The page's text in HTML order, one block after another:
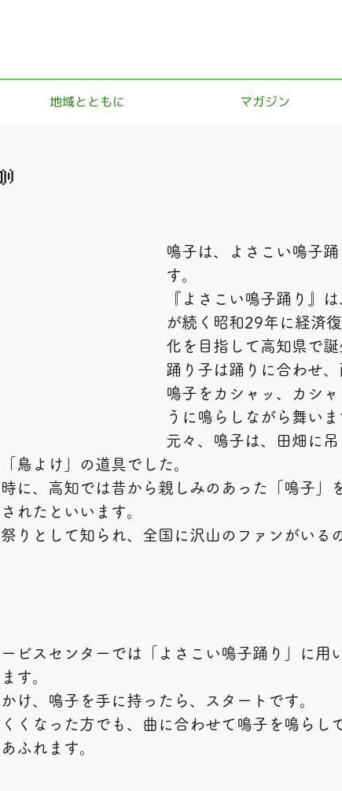
地域とともに マガジン
鳴子は、よさこい鳴子
す。
『よさこい鳴子踊り』
が続く昭和29年に経済
化を目指して高知県で誕
踊り子は踊りに合わせ
鳴子をカシャッ、カシャ
うに鳴らしながら舞いま
元々、鳴子は、田畑に
鳥よけ」の道具でした。
に、高知では昔から親しみのあった「鳴子」
れたといいます。
りとして知られ、全国に沢山のファンがいる
ビスセンターでは「よさこい鳴子踊り」に用
す。
け、鳴子を手に持ったら、スタートです。
くなった方でも、曲に合わせて鳴子を鳴らし
ふれます。